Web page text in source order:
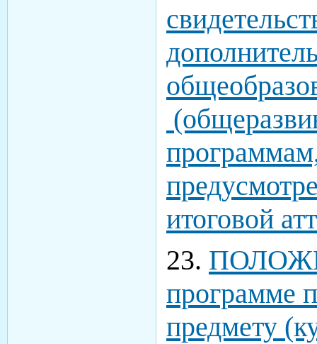
итоговой
23.
программе
предмету